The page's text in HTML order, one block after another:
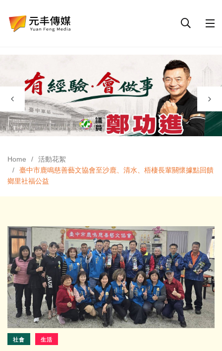
Home
活動花絮
臺中市鹿鳴慈善藝文協會至沙鹿、清水、梧棲長輩關懷據點回饋
鄉里社福公益
社會 生活